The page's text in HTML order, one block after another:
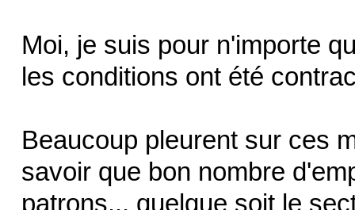
Moi, je suis pour n'importe
les conditions ont été
Beaucoup pleurent sur ces
savoir que bon nombre
patrons... quelque soit le